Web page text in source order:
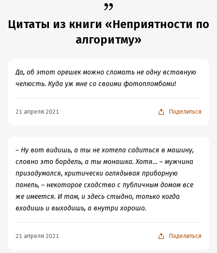
Читалось очень тяжело. Юмор был какой то странный,
не такой как в той же серии про "Светлых и Темных"
или про хищников. У меня он вызывал не смех, а
скорее недоумение. Вообще не моя книга, а жаль, я ее
разочаровалась.
Цитаты из книги «Неприятности по
алгоритму»
Да, об этот орешек можно сломать не одну вставную
челюсть. Куда уж мне со своими фотопломбами!
21 апреля 2021 Поделиться
– Ну вот видишь, а ты не хотела садиться в машину,
словно это бордель, а ты монашка. Хотя… – мужчина
призадумался, критически оглядывая приборную
панель, – некоторое сходство с публичным домом все
же имеется. И там, и здесь стыдно, только когда
входишь и выходишь, а внутри хорошо.
21 апреля 2021 Поделиться